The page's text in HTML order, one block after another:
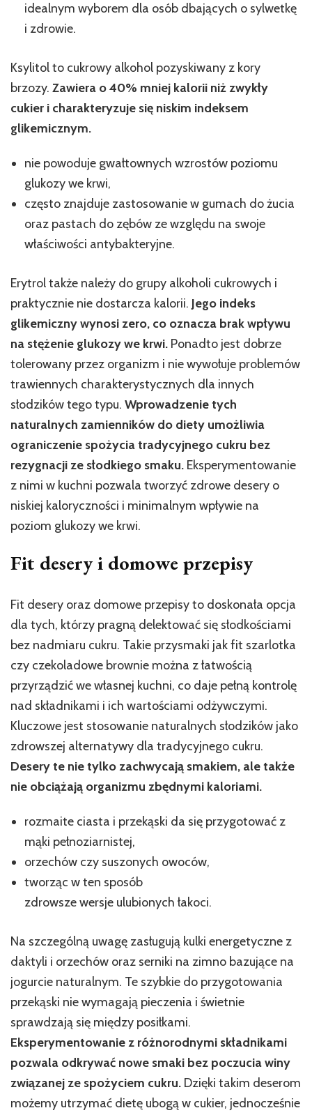
idealnym wyborem dla osób dbających o sylwetkę
i zdrowie.
Ksylitol to cukrowy alkohol pozyskiwany z kory
brzozy. Zawiera o 40% mniej kalorii niż zwykły
cukier i charakteryzuje się niskim indeksem
glikemicznym.
nie powoduje gwałtownych wzrostów poziomu
glukozy we krwi,
często znajduje zastosowanie w gumach do żucia
oraz pastach do zębów ze względu na swoje
właściwości antybakteryjne.
Erytrol także należy do grupy alkoholi cukrowych i
praktycznie nie dostarcza kalorii. Jego indeks
glikemiczny wynosi zero, co oznacza brak wpływu
na stężenie glukozy we krwi. Ponadto jest dobrze
tolerowany przez organizm i nie wywołuje problemów
trawiennych charakterystycznych dla innych
słodzików tego typu. Wprowadzenie tych
naturalnych zamienników do diety umożliwia
ograniczenie spożycia tradycyjnego cukru bez
rezygnacji ze słodkiego smaku. Eksperymentowanie
z nimi w kuchni pozwala tworzyć zdrowe desery o
niskiej kaloryczności i minimalnym wpływie na
poziom glukozy we krwi.
Fit desery i domowe przepisy
Fit desery oraz domowe przepisy to doskonała opcja
dla tych, którzy pragną delektować się słodkościami
bez nadmiaru cukru. Takie przysmaki jak fit szarlotka
czy czekoladowe brownie można z łatwością
przyrządzić we własnej kuchni, co daje pełną kontrolę
nad składnikami i ich wartościami odżywczymi.
Kluczowe jest stosowanie naturalnych słodzików jako
zdrowszej alternatywy dla tradycyjnego cukru.
Desery te nie tylko zachwycają smakiem, ale także
nie obciążają organizmu zbędnymi kaloriami.
rozmaite ciasta i przekąski da się przygotować z
mąki pełnoziarnistej,
orzechów czy suszonych owoców,
tworząc w ten sposób
zdrowsze wersje ulubionych łakoci.
Na szczególną uwagę zasługują kulki energetyczne z
daktyli i orzechów oraz serniki na zimno bazujące na
jogurcie naturalnym. Te szybkie do przygotowania
przekąski nie wymagają pieczenia i świetnie
sprawdzają się między posiłkami.
Eksperymentowanie z różnorodnymi składnikami
pozwala odkrywać nowe smaki bez poczucia winy
związanej ze spożyciem cukru. Dzięki takim deserom
możemy utrzymać dietę ubogą w cukier, jednocześnie